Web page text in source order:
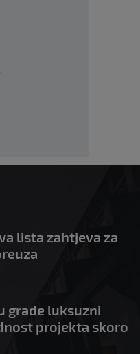
lista zahtjeva za
grade luksuzni
projekta skoro